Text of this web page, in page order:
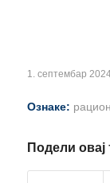
1. септембар
Ознаке:
Подели овај